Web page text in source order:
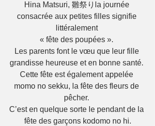
Hina Matsuri, 雛祭りla journée
consacrée aux petites filles signifie
littéralement
« fête des poupées ».
Les parents font le vœu que leur fille
grandisse heureuse et en bonne santé.
Cette fête est également appelée
momo no sekku, la fête des fleurs de
pêcher.
C’est en quelque sorte le pendant de la
fête des garçons kodomo no hi.